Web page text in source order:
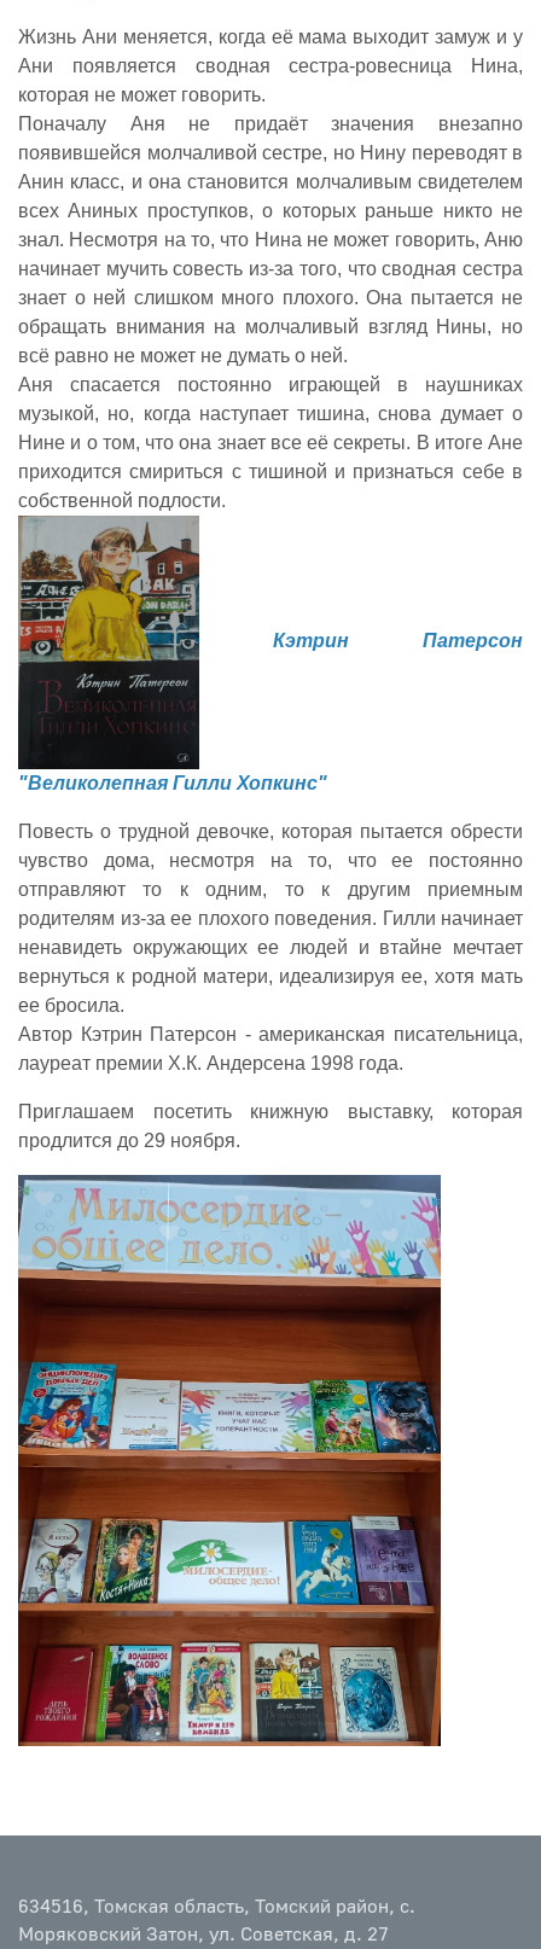
Жизнь Ани меняется, когда её мама выходит замуж и у
Ани появляется сводная сестра-ровесница Нина,
которая не может говорить.
Поначалу Аня не придаёт значения внезапно
появившейся молчаливой сестре, но Нину переводят в
Анин класс, и она становится молчаливым свидетелем
всех Аниных проступков, о которых раньше никто не
знал. Несмотря на то, что Нина не может говорить, Аню
начинает мучить совесть из-за того, что сводная сестра
знает о ней слишком много плохого. Она пытается не
обращать внимания на молчаливый взгляд Нины, но
всё равно не может не думать о ней.
Аня спасается постоянно играющей в наушниках
музыкой, но, когда наступает тишина, снова думает о
Нине и о том, что она знает все её секреты. В итоге Ане
приходится смириться с тишиной и признаться себе в
собственной подлости.
Кэтрин Патерсон
"Великолепная Гилли Хопкинс"
Повесть о трудной девочке, которая пытается обрести
чувство дома, несмотря на то, что ее постоянно
отправляют то к одним, то к другим приемным
родителям из-за ее плохого поведения. Гилли начинает
ненавидеть окружающих ее людей и втайне мечтает
вернуться к родной матери, идеализируя ее, хотя мать
ее бросила.
Автор Кэтрин Патерсон - американская писательница,
лауреат премии Х.К. Андерсена 1998 года.
Приглашаем посетить книжную выставку, которая
продлится до 29 ноября.
634516, Томская область, Томский район, с.
Моряковский Затон, ул. Советская, д. 27